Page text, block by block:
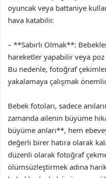
oyuncak veya battaniye
hava katabilir.
– **Sabırlı Olmak**:
hareketler yapabilir veya
Bu nedenle, fotoğraf
yakalamaya çalışmak
Bebek fotoları, sadece
zamanda ailenin büyüme
büyüme anları**, hem
değerli birer hatıra olarak
düzenli olarak fotoğraf
ölümsüzleştirmek adına